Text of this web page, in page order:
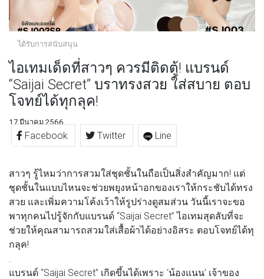
ได้รับการสนับสนุน
ไอเทมเด็ดที่สาวๆ ควรมีติดตู้! แบรนด์
“Saijai Secret” บราทรงสวย ใส่สบาย ตอบ
โจทย์ได้ทุกลุค!
17 มีนาคม 2566
Facebook Twitter Line
สาวๆ รู้ไหมว่าการสวมใส่ชุดชั้นในถือเป็นสิ่งสำคัญมาก! แต่
ชุดชั้นในแบบไหนจะช่วยพยุงหน้าอกของเราให้กระชับได้ทรง
สวย และเพิ่มความโค้งเว้าให้รูปร่างดูสมส่วน วันนี้เราจะขอ
พาทุกคนไปรู้จักกับแบรนด์ “Saijai Secret” ไอเทมสุดลับที่จะ
ช่วยให้คุณสามารถสวมใส่เสื้อผ้าได้อย่างอิสระ ตอบโจทย์ได้ทุ
กลุค!
แบรนด์ “Saijai Secret” เกิดขึ้นได้เพราะ ‘น้องแนน’ เจ้าของ